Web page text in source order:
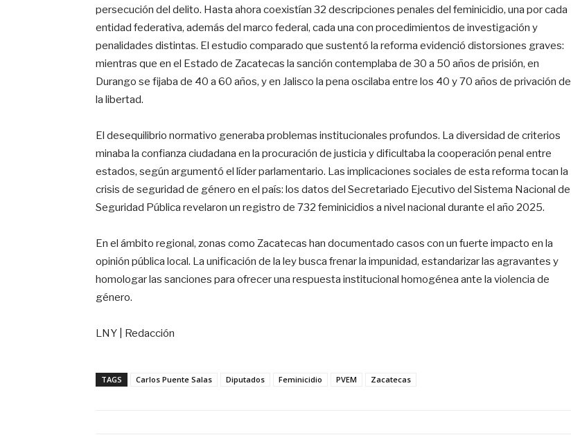
persecución del delito. Hasta ahora coexistían 32 descripciones penales del feminicidio, una por cada
entidad federativa, además del marco federal, cada una con procedimientos de investigación y
penalidades distintas. El estudio comparado que sustentó la reforma evidenció distorsiones graves:
mientras que en el Estado de Zacatecas la sanción contemplaba de 30 a 50 años de prisión, en
Durango se fijaba de 40 a 60 años, y en Jalisco la pena oscilaba entre los 40 y 70 años de privación de
la libertad.
El desequilibrio normativo generaba problemas institucionales profundos. La diversidad de criterios
minaba la confianza ciudadana en la procuración de justicia y dificultaba la cooperación penal entre
estados, según argumentó el líder parlamentario. Las implicaciones sociales de esta reforma tocan la
crisis de seguridad de género en el país: los datos del Secretariado Ejecutivo del Sistema Nacional de
Seguridad Pública revelaron un registro de 732 feminicidios a nivel nacional durante el año 2025.
En el ámbito regional, zonas como Zacatecas han documentado casos con un fuerte impacto en la
opinión pública local. La unificación de la ley busca frenar la impunidad, estandarizar las agravantes y
homologar las sanciones para ofrecer una respuesta institucional homogénea ante la violencia de
género.
LNY | Redacción
TAGS Carlos Puente Salas Diputados Feminicidio PVEM Zacatecas